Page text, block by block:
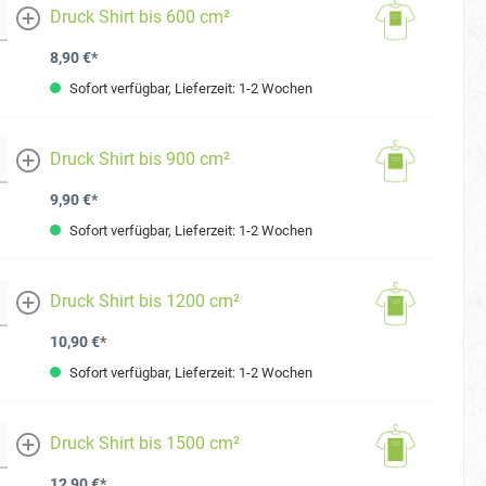
mehr
Druck Shirt bis 600 cm²
8,90 €*
Sofort verfügbar, Lieferzeit: 1-2 Wochen
mehr
Druck Shirt bis 900 cm²
9,90 €*
Sofort verfügbar, Lieferzeit: 1-2 Wochen
mehr
Druck Shirt bis 1200 cm²
10,90 €*
Sofort verfügbar, Lieferzeit: 1-2 Wochen
mehr
Druck Shirt bis 1500 cm²